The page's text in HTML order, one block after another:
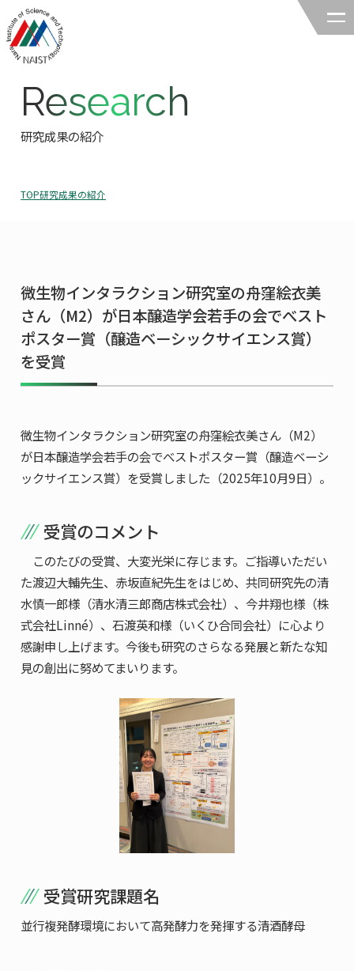
奈良先端科学技術大学院大学
領域の概要・特色
領域賞の紹介
研究室一覧
教員一覧
NAIST Edge BIO
教育TOP
研究室への配属
国際バイオゼミナール
サマーキャンプ
海外ラボインターンシップ
国際学生ワークショップ
UCDリトリート
UCDオンラインゼミナール
キャリア
キャリアTOP
就職実績
就職支援
入試情報TOP
研究＆授業
生活
保護者の方へ
アクセス
お問い
合わせ
領域棟
マップ
学内限定 ENGLISH
受験生の方へ
企業・研究者の方へ
Research
研究成果の紹介
TOP研究成果の紹介
微生物インタラクション研究室の舟窪絵衣美
さん（M2）が日本醸造学会若手の会でべスト
ポスター賞（醸造ベーシックサイエンス賞）
を受賞
微生物インタラクション研究室の舟窪絵衣美さん（M2）
が日本醸造学会若手の会でべストポスター賞（醸造ベーシ
ックサイエンス賞）を受賞しました（2025年10月9日）。
受賞のコメント
このたびの受賞、大変光栄に存じます。ご指導いただい
た渡辺大輔先生、赤坂直紀先生をはじめ、共同研究先の清
水慎一郎様（清水清三郎商店株式会社）、今井翔也様（株
式会社Linné）、石渡英和様（いくひ合同会社）に心より
感謝申し上げます。今後も研究のさらなる発展と新たな知
見の創出に努めてまいります。
受賞研究課題名
並行複発酵環境において高発酵力を発揮する清酒酵母